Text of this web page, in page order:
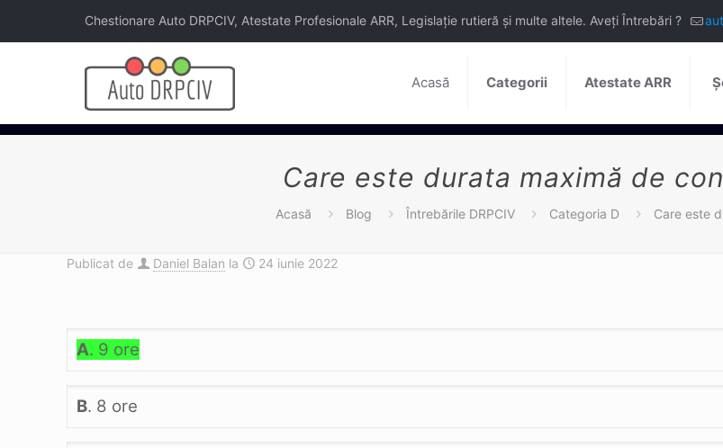
Chestionare Auto DRPCIV, Atestate Profesionale ARR, Legislație rutieră și multe altele. Aveți Întrebări ?
Acasă Categorii Atestate ARR
Care este durata maximă de
Acasă Blog Întrebările DRPCIV Categoria D Care este
Publicat de Daniel Balan la 24 iunie 2022
A. 9 ore
B. 8 ore